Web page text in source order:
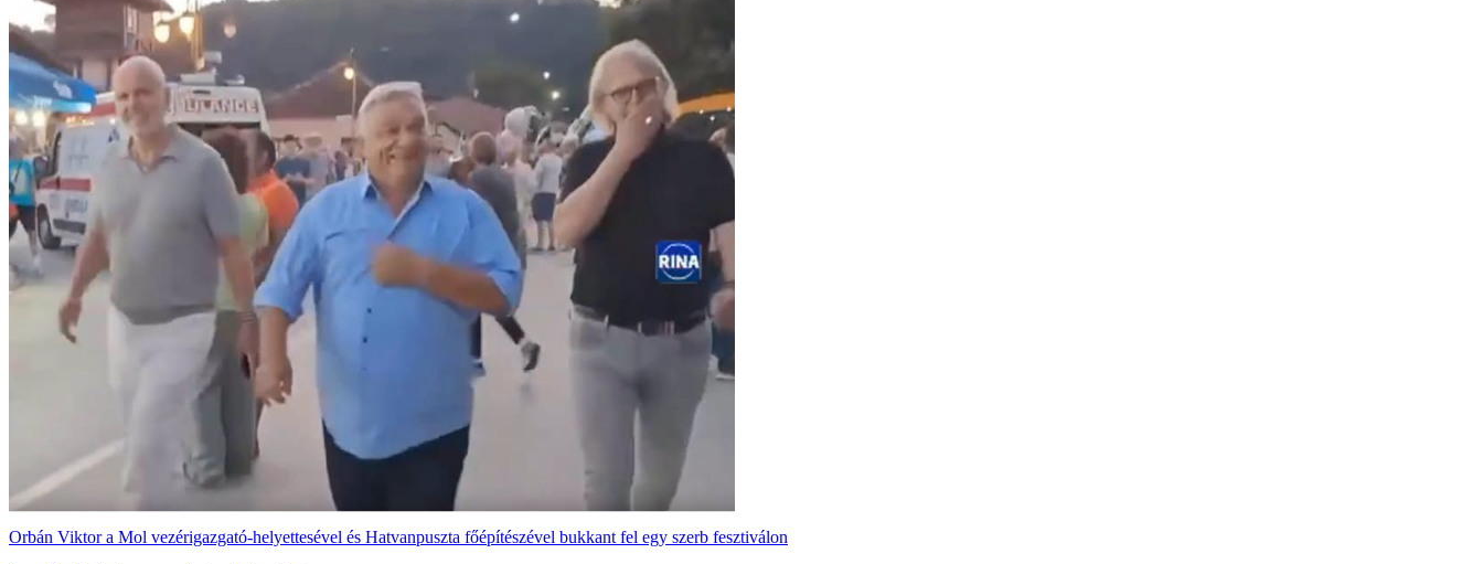
Orbán Viktor a Mol vezérigazgató-helyettesével és Hatvanpuszta főépítészével bukkant fel egy szerb fesztiválon